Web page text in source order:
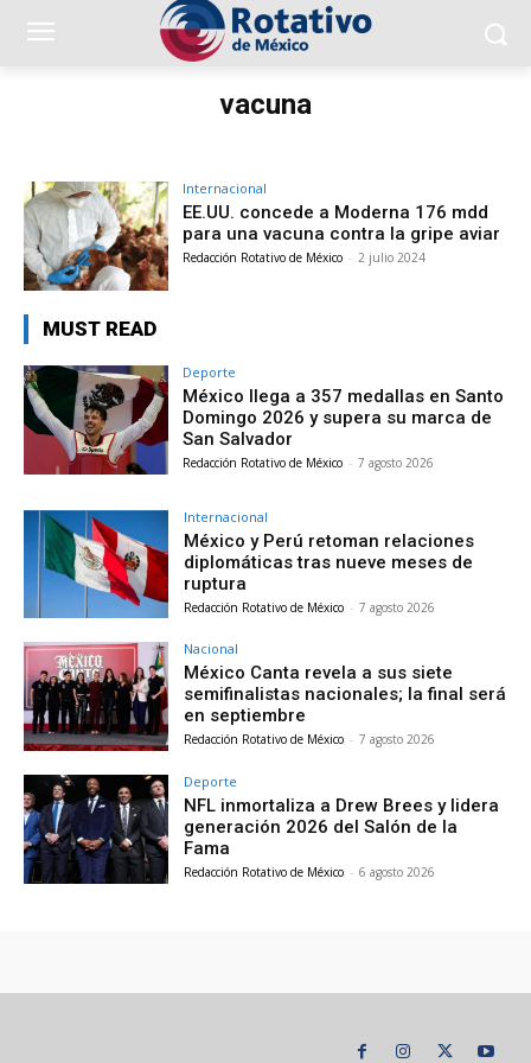
vacuna
Internacional
EE.UU. concede a Moderna 176 mdd
para una vacuna contra la gripe aviar
Redacción Rotativo de México - 2 julio 2024
MUST READ
Deporte
México llega a 357 medallas en Santo
Domingo 2026 y supera su marca de
San Salvador
Redacción Rotativo de México - 7 agosto 2026
Internacional
México y Perú retoman relaciones
diplomáticas tras nueve meses de
ruptura
Redacción Rotativo de México - 7 agosto 2026
Nacional
México Canta revela a sus siete
semifinalistas nacionales; la final será
en septiembre
Redacción Rotativo de México - 7 agosto 2026
Deporte
NFL inmortaliza a Drew Brees y lidera
generación 2026 del Salón de la
Fama
Redacción Rotativo de México - 6 agosto 2026